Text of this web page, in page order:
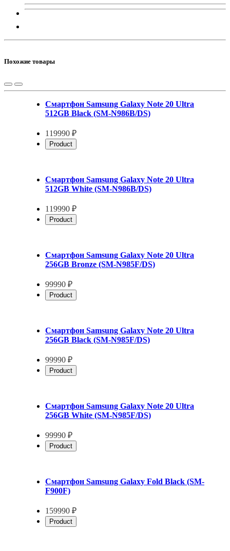
Похожие товары
Смартфон Samsung Galaxy Note 20 Ultra
512GB Black (SM-N986B/DS)
119990 ₽
Product
Смартфон Samsung Galaxy Note 20 Ultra
512GB White (SM-N986B/DS)
119990 ₽
Product
Смартфон Samsung Galaxy Note 20 Ultra
256GB Bronze (SM-N985F/DS)
99990 ₽
Product
Смартфон Samsung Galaxy Note 20 Ultra
256GB Black (SM-N985F/DS)
99990 ₽
Product
Смартфон Samsung Galaxy Note 20 Ultra
256GB White (SM-N985F/DS)
99990 ₽
Product
Смартфон Samsung Galaxy Fold Black (SM-
F900F)
159990 ₽
Product